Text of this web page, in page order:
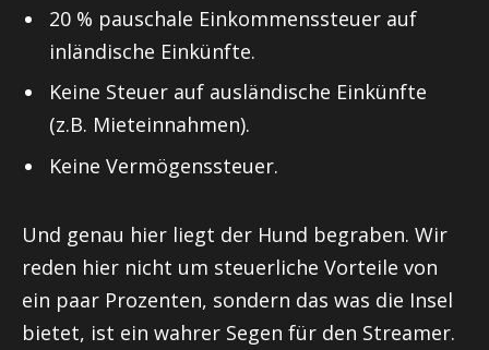
20 % pauschale Einkommenssteuer auf
inländische Einkünfte.
Keine Steuer auf ausländische Einkünfte
(z.B. Mieteinnahmen).
Keine Vermögenssteuer.
Und genau hier liegt der Hund begraben. Wir
reden hier nicht um steuerliche Vorteile von
ein paar Prozenten, sondern das was die Insel
bietet, ist ein wahrer Segen für den Streamer.